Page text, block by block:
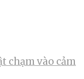
chạm vào cảm